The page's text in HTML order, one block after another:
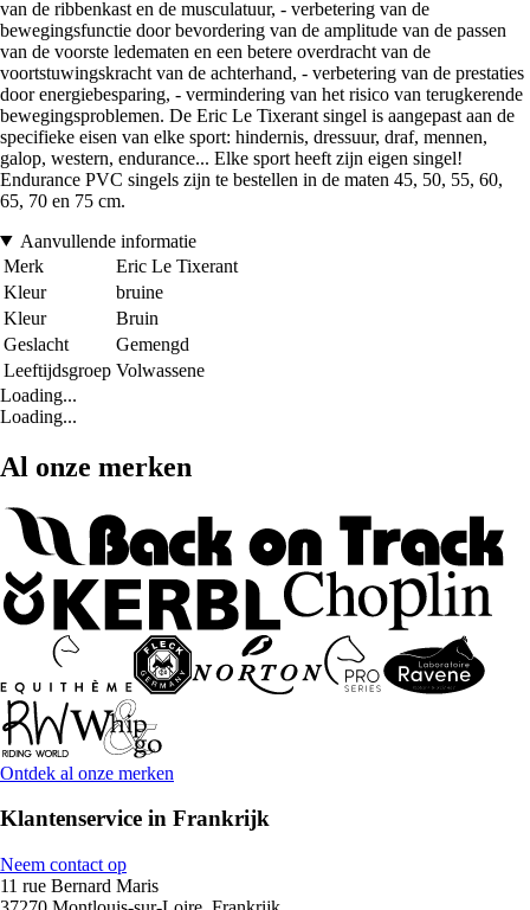
van de ribbenkast en de musculatuur, - verbetering van de
bewegingsfunctie door bevordering van de amplitude van de passen
van de voorste ledematen en een betere overdracht van de
voortstuwingskracht van de achterhand, - verbetering van de prestaties
door energiebesparing, - vermindering van het risico van terugkerende
bewegingsproblemen. De Eric Le Tixerant singel is aangepast aan de
specifieke eisen van elke sport: hindernis, dressuur, draf, mennen,
galop, western, endurance... Elke sport heeft zijn eigen singel!
Endurance PVC singels zijn te bestellen in de maten 45, 50, 55, 60,
65, 70 en 75 cm.
Aanvullende informatie
Merk
Eric Le Tixerant
Kleur
bruine
Kleur
Bruin
Geslacht
Gemengd
Leeftijdsgroep Volwassene
Loading...
Loading...
Al onze merken
Ontdek al onze merken
Klantenservice in Frankrijk
Neem contact op
11 rue Bernard Maris